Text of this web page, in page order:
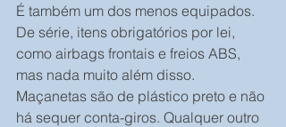
É também um dos menos equipados.
De série, itens obrigatórios por lei,
como airbags frontais e freios ABS,
mas nada muito além disso.
Maçanetas são de plástico preto e não
há sequer conta-giros. Qualquer outro